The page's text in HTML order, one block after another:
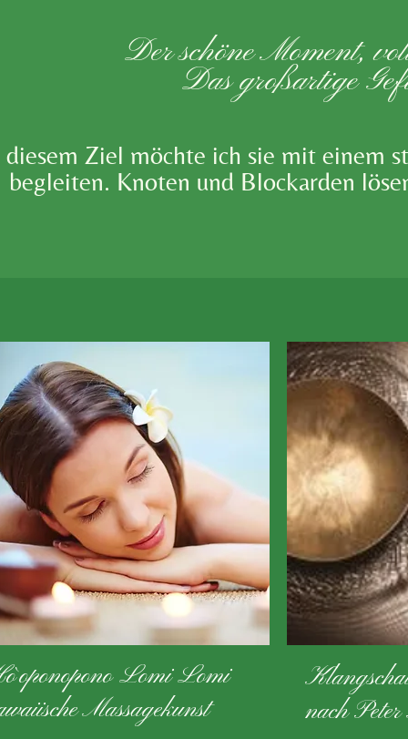
Der schöne Moment,
Das großartige
diesem Ziel möchte ich sie mit einem
begleiten. Knoten und Blockarden
Lomi Lomi
Massagekunst
nach Peter